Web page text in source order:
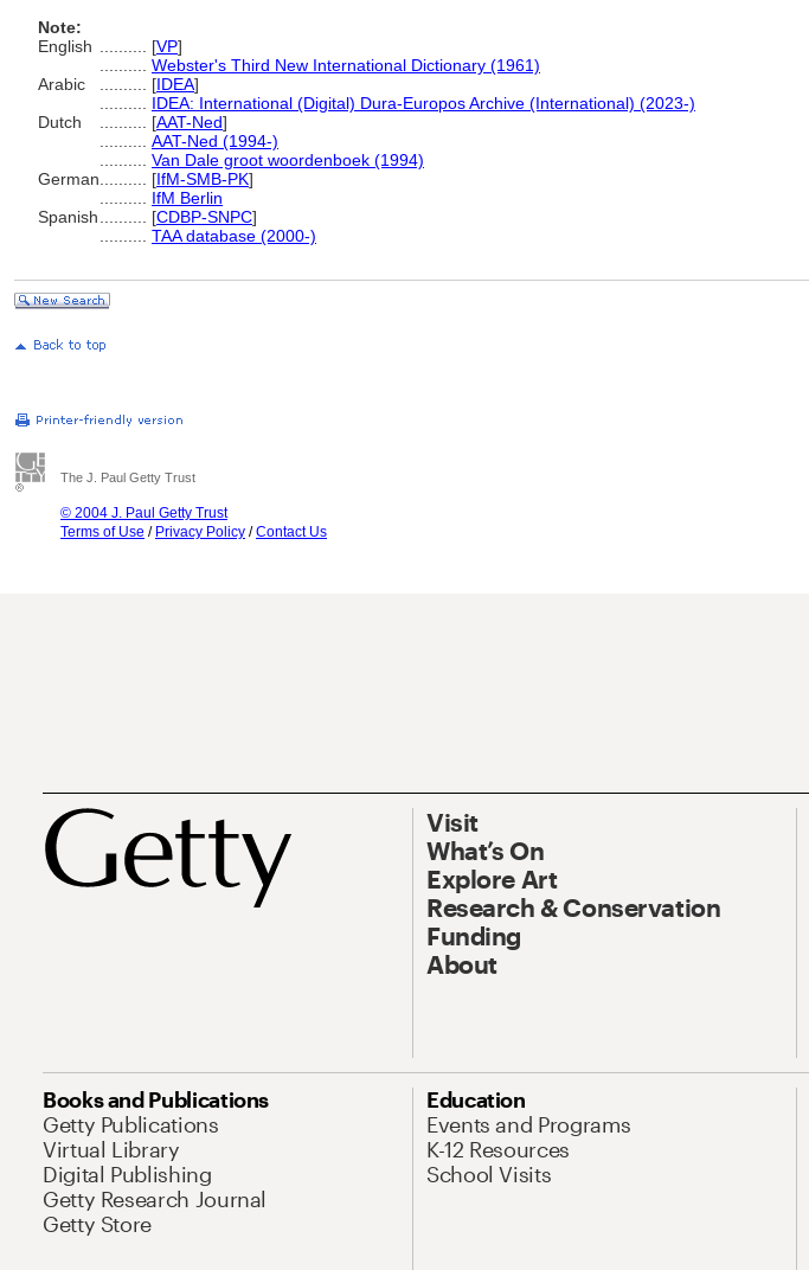
Note:
English
[VP]
Webster's Third New International Dictionary (1961)
Arabic
[IDEA]
IDEA: International (Digital) Dura-Europos Archive (International) (2023-)
Dutch
[AAT-Ned]
AAT-Ned (1994-)
Van Dale groot woordenboek (1994)
German
[IfM-SMB-PK]
IfM Berlin
Spanish
[CDBP-SNPC]
TAA database (2000-)
The J. Paul Getty Trust
© 2004 J. Paul Getty Trust
Terms of Use / Privacy Policy /Contact Us
Visit
What’s On
Explore Art
Research & Conservation
Funding
About
Books and Publications
Getty Publications
Virtual Library
Digital Publishing
Getty Research Journal
Getty Store
Education
Events and Programs
K-12 Resources
School Visits